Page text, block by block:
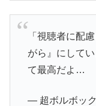
「視聴者に配
がら』にして
て最高だよ…
— 超ボルボッ